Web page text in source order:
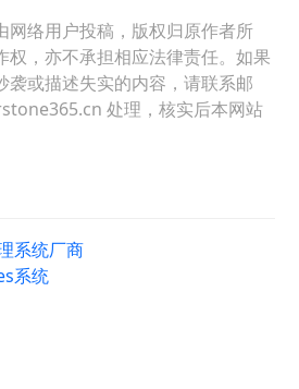
网络用户投稿，版权归原作者所
权，亦不承担相应法律责任。如果
袭或描述失实的内容，请联系邮
处理，核实后本网站
系统厂商
系统